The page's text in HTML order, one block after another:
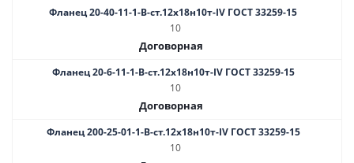
Фланец 20-40-11-1-B-ст.12х18н10т-IV ГОСТ 33259-15
10
Договорная
Фланец 20-6-11-1-B-ст.12х18н10т-IV ГОСТ 33259-15
10
Договорная
Фланец 200-25-01-1-B-ст.12х18н10т-IV ГОСТ 33259-15
10